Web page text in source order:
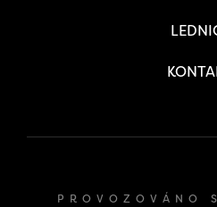
PROVOZOVÁNO